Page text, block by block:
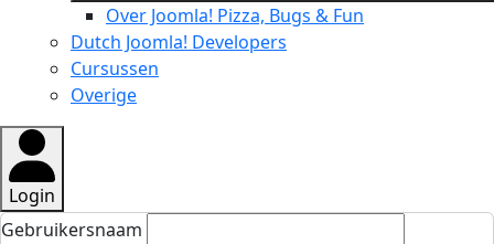
Over Joomla! Pizza, Bugs & Fun
Dutch Joomla! Developers
Cursussen
Overige
Login
Gebruikersnaam